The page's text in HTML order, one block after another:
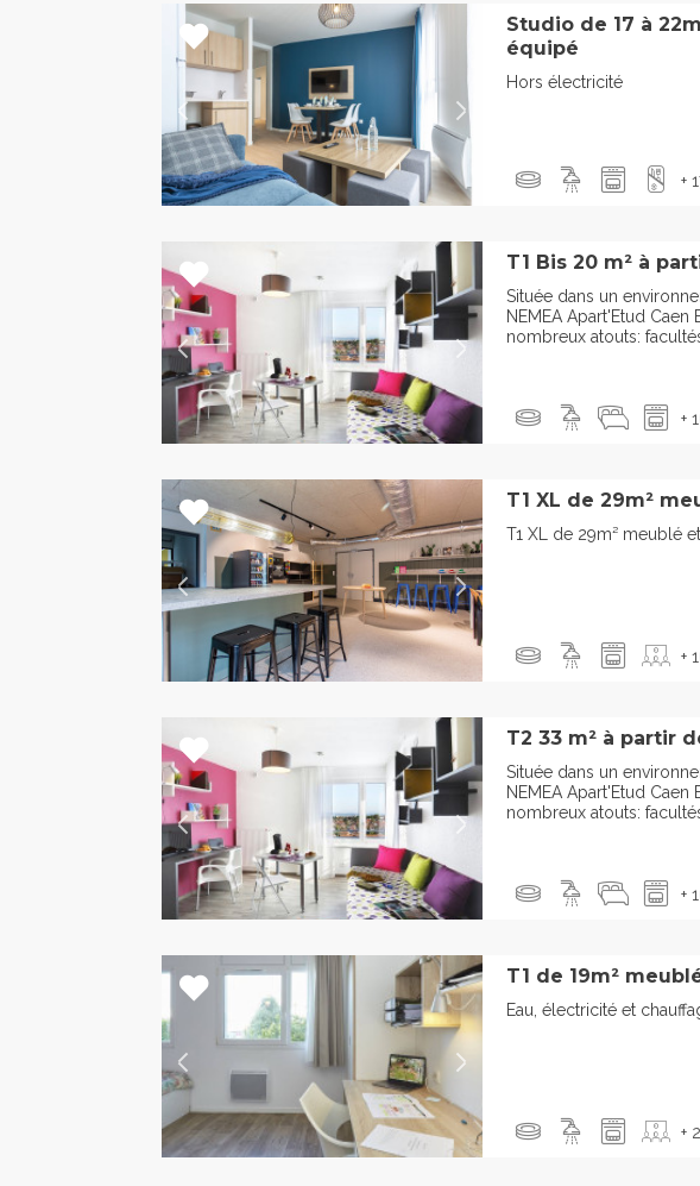
Studio de 17 à
équipé
Hors électricité
+
T1 Bis 20 m² à
Située dans un
NEMEA Apart'Etud
nombreux atouts:
+
T1 XL de 29m²
T1 XL de 29m² meublé
+
T2 33 m² à partir
Située dans un
NEMEA Apart'Etud
nombreux atouts:
+
T1 de 19m²
Eau, électricité et
+